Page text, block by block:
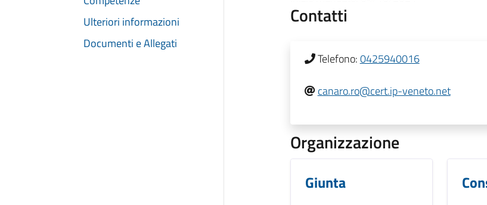
Ulteriori informazioni
Documenti e Allegati
Contatti
Telefono:0425940016
canaro.ro@cert.ip-veneto.net
Organizzazione
Giunta